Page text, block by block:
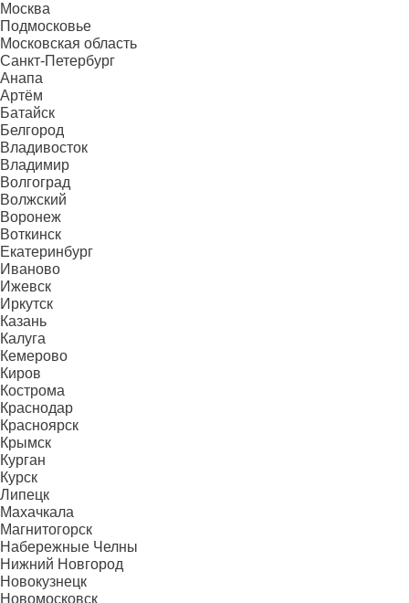
Москва
Подмосковье
Московская область
Санкт-Петербург
Анапа
Артём
Батайск
Белгород
Владивосток
Владимир
Волгоград
Волжский
Воронеж
Воткинск
Екатеринбург
Иваново
Ижевск
Иркутск
Казань
Калуга
Кемерово
Киров
Кострома
Краснодар
Красноярск
Крымск
Курган
Курск
Липецк
Махачкала
Магнитогорск
Набережные Челны
Нижний Новгород
Новокузнецк
Новомосковск